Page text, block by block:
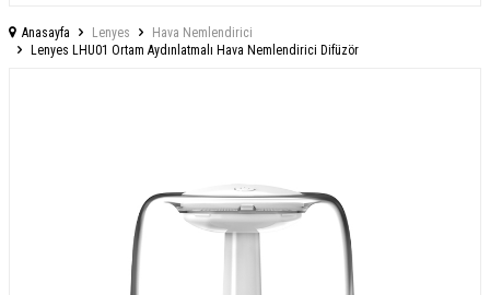
Anasayfa Lenyes
Hava Nemlendirici
Lenyes LHU01 Ortam Aydınlatmalı Hava Nemlendirici Difüzör